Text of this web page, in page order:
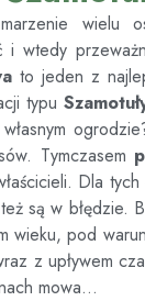
wielu
i wtedy
to jeden z
typu
Tymczasem
Dla
są w błędzie.
wieku, pod
z upływem
mowa…